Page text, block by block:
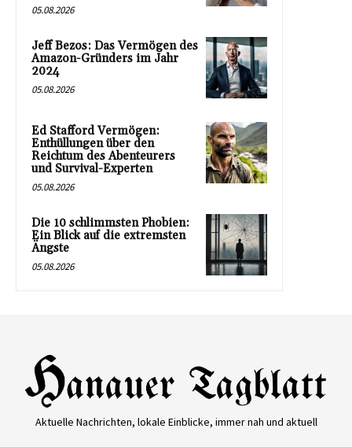
05.08.2026
Jeff Bezos: Das Vermögen des
Amazon-Gründers im Jahr
2024
05.08.2026
Ed Stafford Vermögen:
Enthüllungen über den
Reichtum des Abenteurers
und Survival-Experten
05.08.2026
Die 10 schlimmsten Phobien:
Ein Blick auf die extremsten
Ängste
05.08.2026
Aktuelle Nachrichten, lokale Einblicke, immer nah und aktuell